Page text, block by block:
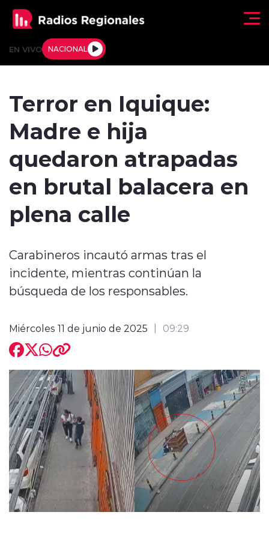
EN VIVO NACIONAL
Deportes
Internacional
Entrevistas
Terror en Iquique:
Madre e hija
quedaron atrapadas
en brutal balacera en
plena calle
Carabineros incautó armas tras el
incidente, mientras continúan la
búsqueda de los responsables.
Miércoles 11 de junio de 2025 09:29